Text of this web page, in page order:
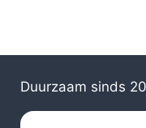
Duurzaam sinds